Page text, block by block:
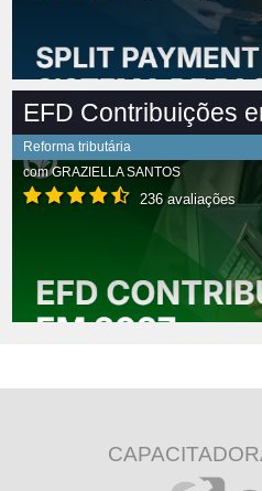
EFD Contribuições
Reforma tributária
comGRAZIELLA SANTOS
236 avaliações